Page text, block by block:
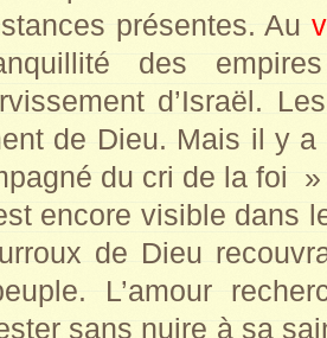
présentes. Au
des
d’Israël.
de Dieu. Mais il y
du cri de la foi
encore visible dans
de Dieu
L’amour
sans nuire à sa